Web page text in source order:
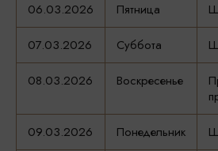
06.03.2026 Пятница
07.03.2026 Суббота
08.03.2026 Воскресенье
09.03.2026 Понедельник